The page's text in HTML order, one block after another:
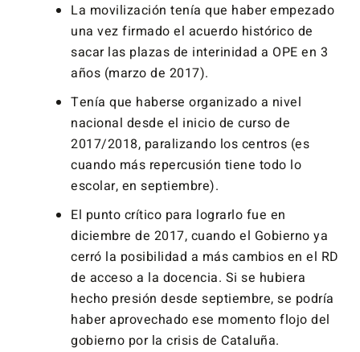
La movilización tenía que haber empezado
una vez firmado el acuerdo histórico de
sacar las plazas de interinidad a OPE en 3
años (marzo de 2017).
Tenía que haberse organizado a nivel
nacional desde el inicio de curso de
2017/2018, paralizando los centros (es
cuando más repercusión tiene todo lo
escolar, en septiembre).
El punto crítico para lograrlo fue en
diciembre de 2017, cuando el Gobierno ya
cerró la posibilidad a más cambios en el RD
de acceso a la docencia. Si se hubiera
hecho presión desde septiembre, se podría
haber aprovechado ese momento flojo del
gobierno por la crisis de Cataluña.